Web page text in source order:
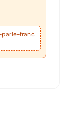
n
k
parle-franc